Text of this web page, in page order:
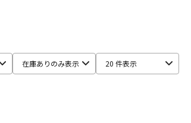
エフェクター
在庫ありのみ表示 20 件表示